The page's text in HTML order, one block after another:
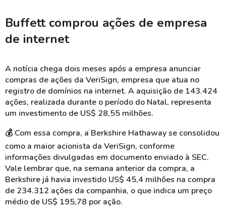
Buffett comprou ações de empresa
de internet
A notícia chega dois meses após a empresa anunciar
compras de ações da VeriSign, empresa que atua no
registro de domínios na internet. A aquisição de 143.424
ações, realizada durante o período do Natal, representa
um investimento de US$ 28,55 milhões.
💰 Com essa compra, a Berkshire Hathaway se consolidou
como a maior acionista da VeriSign, conforme
informações divulgadas em documento enviado à SEC.
Vale lembrar que, na semana anterior da compra, a
Berkshire já havia investido US$ 45,4 milhões na compra
de 234.312 ações da companhia, o que indica um preço
médio de US$ 195,78 por ação.